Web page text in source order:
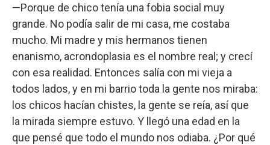
—Porque de chico tenía una fobia social muy
grande. No podía salir de mi casa, me costaba
mucho. Mi madre y mis hermanos tienen
enanismo, acrondoplasia es el nombre real; y crecí
con esa realidad. Entonces salía con mi vieja a
todos lados, y en mi barrio toda la gente nos miraba:
los chicos hacían chistes, la gente se reía, así que
la mirada siempre estuvo. Y llegó una edad en la
que pensé que todo el mundo nos odiaba. ¿Por qué